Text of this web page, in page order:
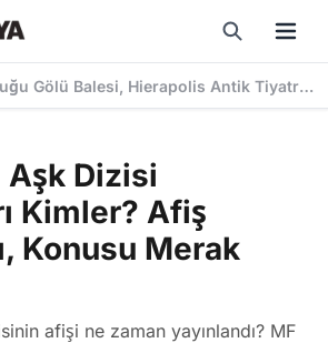
Kuğu Gölü Balesi, Hierapolis Antik Tiyatrosu'nda Sanatseverlerle Buluştu
Dizisi
Kimler? Afiş
Konusu Merak
afişi ne zaman yayınlandı? MF